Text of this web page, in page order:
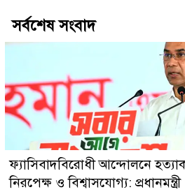
সর্বশেষ সংবাদ
ফ্যাসিবাদবিরোধী আন্দোলনে
নিরপেক্ষ ও বিশ্বাসযোগ্য: প্রধানমন্ত্রী